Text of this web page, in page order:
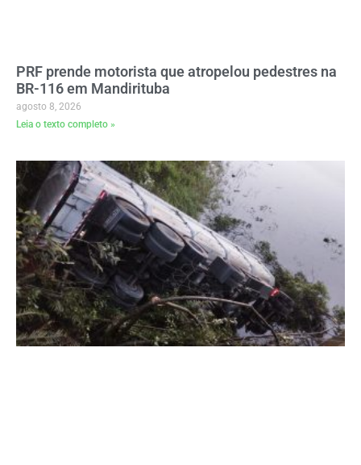
PRF prende motorista que atropelou pedestres na
BR-116 em Mandirituba
agosto 8, 2026
Leia o texto completo »